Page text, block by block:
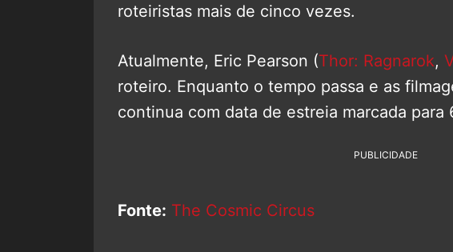
roteiristas mais de cinco vezes.
Atualmente, Eric Pearson (Thor: Ragnarok,
roteiro. Enquanto o tempo passa e as
continua com data de estreia marcada
PUBLICIDADE
Fonte: The Cosmic Circus